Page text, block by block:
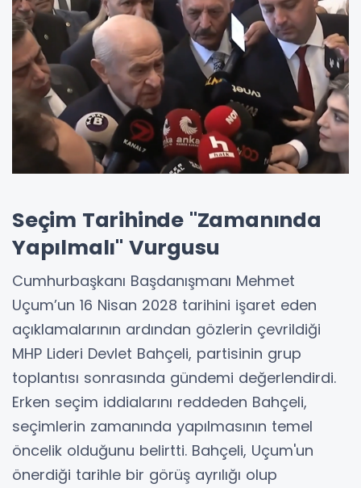
Seçim Tarihinde "Zamanında
Yapılmalı" Vurgusu
Cumhurbaşkanı Başdanışmanı Mehmet
Uçum’un 16 Nisan 2028 tarihini işaret eden
açıklamalarının ardından gözlerin çevrildiği
MHP Lideri Devlet Bahçeli, partisinin grup
toplantısı sonrasında gündemi değerlendirdi.
Erken seçim iddialarını reddeden Bahçeli,
seçimlerin zamanında yapılmasının temel
öncelik olduğunu belirtti. Bahçeli, Uçum'un
önerdiği tarihle bir görüş ayrılığı olup